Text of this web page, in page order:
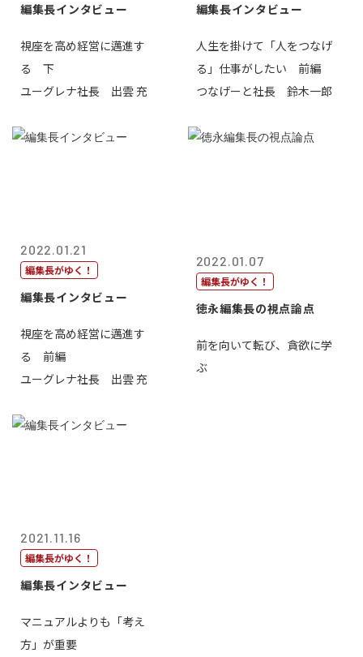
編集長インタビュー
視座を高め経営に邁進す
る 下
ユーグレナ社長 出雲 充
編集長インタビュー
人生を掛けて「人をつなげ
る」仕事がしたい 前編
つなげーと社長 鈴木一郎
2022.01.21
編集長がゆく！
編集長インタビュー
視座を高め経営に邁進す
る 前編
ユーグレナ社長 出雲 充
2022.01.07
編集長がゆく！
徳永編集長の視点論点
前を向いて転び、貪欲に学
ぶ
2021.11.16
編集長がゆく！
編集長インタビュー
マニュアルよりも「考え
方」が重要